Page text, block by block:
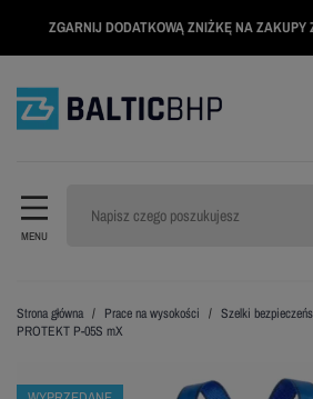
ZGARNIJ DODATKOWĄ ZNIŻKĘ NA ZAKUPY
MENU
Strona główna Prace na wysokości Szelki
PROTEKT P-05S mX